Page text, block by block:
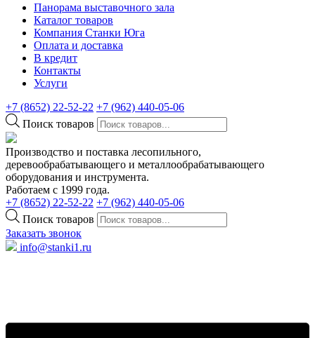
Панорама выставочного зала
Каталог товаров
Компания Станки Юга
Оплата и доставка
В кредит
Контакты
Услуги
+7 (8652) 22-52-22 +7 (962) 440-05-06
Поиск товаров
Производство и поставка лесопильного,
деревообрабатывающего и металлообрабатывающего
оборудования и инструмента.
Работаем с 1999 года.
+7 (8652) 22-52-22 +7 (962) 440-05-06
Поиск товаров
Заказать звонок
info@stanki1.ru